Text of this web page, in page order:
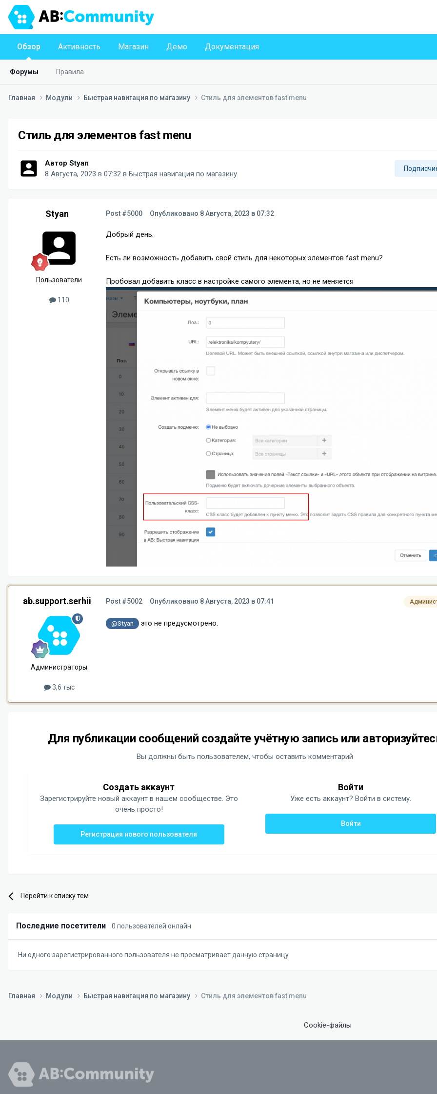
Обзор
Форумы Правила
Активность Магазин Демо Документация
Главная Модули Быстрая навигация по магазину Стиль для элементов fast menu
Стиль для элементов fast menu
Автор Styan
8 Августа, 2023 в 07:32 в Быстрая навигация по магазину
Styan
Пользователи
110
Post #5000 Опубликовано 8 Августа, 2023 в 07:32
Добрый день.
Есть ли возможность добавить свой стиль для некоторых элементов fast menu?
Пробовал добавить класс в настройке самого элемента, но не меняется
ab.support.serhii
Администраторы
3,6 тыс
Post #5002 Опубликовано 8 Августа, 2023 в 07:41
@Styan это не предусмотрено.
Для публикации сообщений создайте учётную запись или
Вы должны быть пользователем, чтобы оставить комментарий
Создать аккаунт
Зарегистрируйте новый аккаунт в нашем сообществе. Это
очень просто!
Регистрация нового пользователя
Войти
Уже есть аккаунт? Войти в систему.
Войти
Перейти к списку тем
Последние посетители 0 пользователей онлайн
Ни одного зарегистрированного пользователя не просматривает данную страницу
Главная Модули Быстрая навигация по магазину Стиль для элементов fast menu
Cookie-файлы